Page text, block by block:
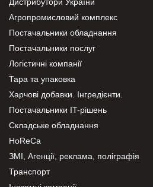
Агропромисловий комплекс
Постачальники обладнання
Постачальники послуг
Логістичні компанії
Тара та упаковка
Харчові добавки. Інгредієнти.
Постачальники IT-рішень
Складське обладнання
HoReCa
ЗМІ, Агенції, реклама, поліграфія
Транспорт